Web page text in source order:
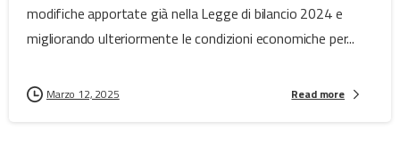
modifiche apportate già nella Legge di bilancio 2024 e
migliorando ulteriormente le condizioni economiche per...
Marzo 12, 2025 Read more